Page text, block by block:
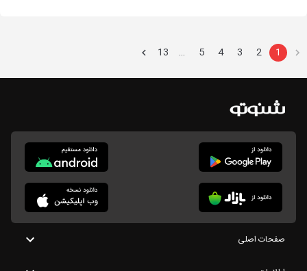
1
2
3
4
5
…
13
صفحات اصلی